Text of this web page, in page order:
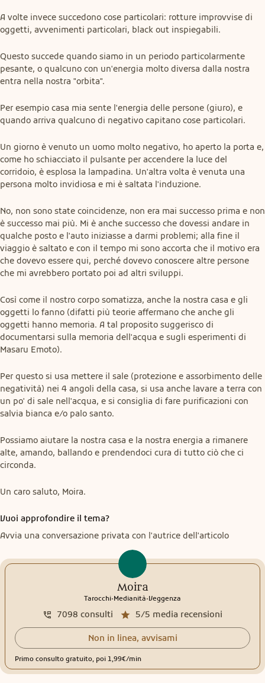
A volte invece succedono cose particolari: rotture improvvise di
oggetti, avvenimenti particolari, black out inspiegabili.
Questo succede quando siamo in un periodo particolarmente
pesante, o qualcuno con un'energia molto diversa dalla nostra
entra nella nostra "orbita".
Per esempio casa mia sente l'energia delle persone (giuro), e
quando arriva qualcuno di negativo capitano cose particolari.
Un giorno è venuto un uomo molto negativo, ho aperto la porta e,
come ho schiacciato il pulsante per accendere la luce del
corridoio, è esplosa la lampadina. Un'altra volta è venuta una
persona molto invidiosa e mi è saltata l'induzione.
No, non sono state coincidenze, non era mai successo prima e non
è successo mai più. Mi è anche successo che dovessi andare in
qualche posto e l'auto iniziasse a darmi problemi; alla fine il
viaggio è saltato e con il tempo mi sono accorta che il motivo era
che dovevo essere qui, perché dovevo conoscere altre persone
che mi avrebbero portato poi ad altri sviluppi.
Così come il nostro corpo somatizza, anche la nostra casa e gli
oggetti lo fanno (difatti più teorie affermano che anche gli
oggetti hanno memoria. A tal proposito suggerisco di
documentarsi sulla memoria dell'acqua e sugli esperimenti di
Masaru Emoto).
Per questo si usa mettere il sale (protezione e assorbimento delle
negatività) nei 4 angoli della casa, si usa anche lavare a terra con
un po' di sale nell'acqua, e si consiglia di fare purificazioni con
salvia bianca e/o palo santo.
Possiamo aiutare la nostra casa e la nostra energia a rimanere
alte, amando, ballando e prendendoci cura di tutto ciò che ci
circonda.
Un caro saluto, Moira.
Vuoi approfondire il tema?
Avvia una conversazione privata con l'autrice dell'articolo
Moira
Tarocchi.Medianità.Veggenza
5/5 media recensioni
7098 consulti
Non in linea, avvisami
Primo consulto gratuito, poi 1,99€/min